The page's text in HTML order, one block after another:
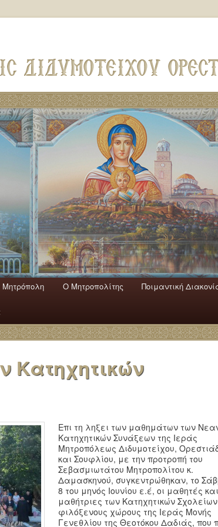
Mητρόπολη Ο Mητροπολίτης Ποιμαντική
Κατηχητικών
Επι τη ληξει των μαθημάτων των
Κατηχητικών Συνάξεων της Ιεράς
Μητροπόλεως Διδυμοτείχου,
και Σουφλίου, με την προτροπή του
Σεβασμιωτάτου Μητροπολίτου κ.
Δαμασκηνού, συγκεντρώθηκαν, το
8 του μηνός Ιουνίου ε.έ, οι μαθητές
μαθήτριες των Κατηχητικών
φιλόξενους χώρους της Ιεράς Μονής
Γενεθλίου της Θεοτόκου Δαδιάς, που